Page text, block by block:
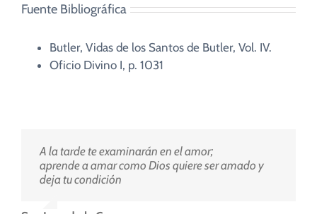
Fuente Bibliográfica
Butler, Vidas de los Santos de Butler, Vol. IV.
Oficio Divino I, p. 1031
A la tarde te examinarán en el amor;
aprende a amar como Dios quiere ser amado y
deja tu condición